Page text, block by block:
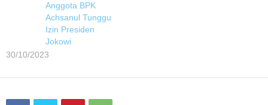
Anggota BPK
Achsanul Tunggu
Izin Presiden
Jokowi
30/10/2023